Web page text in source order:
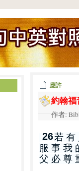
應許
約翰福
作者:
26若 有
服 事 我
父 必 尊